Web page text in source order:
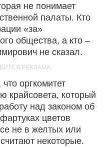
не понимает
палаты. Кто
«за»
общества, а кто –
не сказал.
оргкомитет
крайсовета, который
над законом об
цветов
не в желтых или
некоторые.